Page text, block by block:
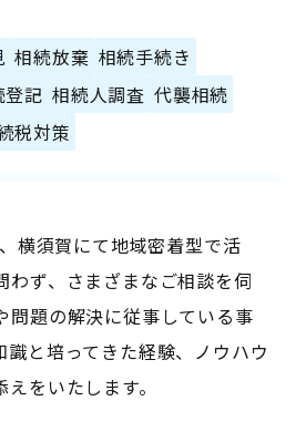
相続放棄 相続手続き
登記 相続人調査 代襲相続
税対策
横須賀にて地域密着型で活
わず、さまざまなご相談を伺
問題の解決に従事している事
識と培ってきた経験、ノウハウ
をいたします。